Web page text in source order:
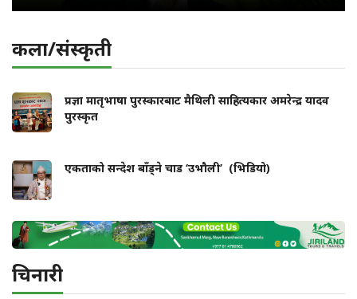
कला/संस्कृती
प्रज्ञा मातृभाषा पुरस्कारबाट मैथिली साहित्यकार अमरेन्द्र यादव
पुरस्कृत
एकताको सन्देश बाँड्ने चाड ‘उभौली’ (भिडियो)
चिनारी